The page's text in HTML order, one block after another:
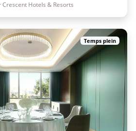
Hotels & Resorts
Temps plein